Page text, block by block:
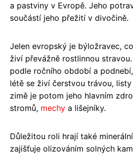
a pastviny v Evropě. Jeho
součástí jeho přežití v divočině.
Jelen evropský je býložravec,
živí převážně rostlinnou
podle ročního období a
létě se živí čerstvou trávou,
zimě je potom jeho hlavním
stromů, mechy a lišejníky.
Důležitou roli hrají také
zajišťuje olizováním solných